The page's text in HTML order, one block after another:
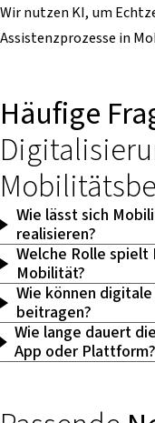
Wir nutzen KI, um
Assistenzprozesse in
Häufige
Wie lässt sich
realisieren?
Welche Rolle
Mobilität?
Wie können
beitragen?
Wie lange dauert
App oder Plattform?